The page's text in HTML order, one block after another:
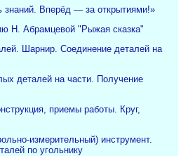
знаний. Вперёд — за открытиями!»
Н. Абрамцевой "Рыжая сказка"
Шарнир. Соединение деталей на
деталей на части. Получение
приемы работы. Круг,
измерительный) инструмент.
по угольнику